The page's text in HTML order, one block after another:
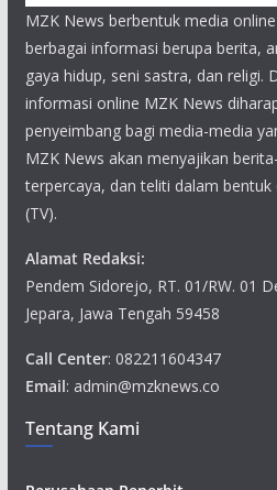
MZK News berbentuk media
berbagai informasi berupa berita,
gaya hidup, seni sastra, dan religi.
informasi online MZK News
penyeimbang bagi media-media
MZK News akan menyajikan
terpercaya, dan teliti dalam
(TV).
Alamat Redaksi:
Pendem Sidorejo, RT. 01/RW. 01
Jepara, Jawa Tengah 59458
Call Center: 082211604347
Email: admin@mzknews.co
Tentang Kami